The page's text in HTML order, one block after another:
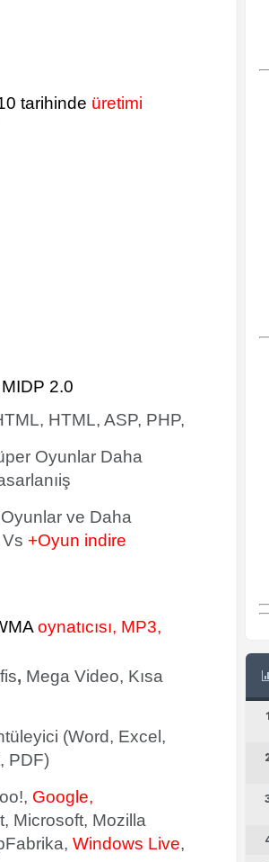
tarihinde üretimi
2.0
HTML, ASP, PHP,
Oyunlar Daha
ve Daha
+Oyun indire
oynatıcısı, MP3,
, Mega Video, Kısa
(Word, Excel,
PDF)
Google,
Microsoft, Mozilla
Windows Live,